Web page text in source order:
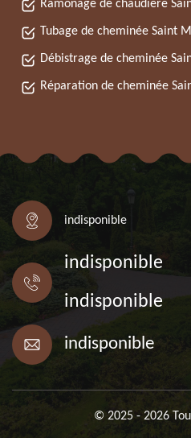
Ramonage de chaudière
Tubage de cheminée Saint
Débistrage de cheminée
Réparation de cheminée
indisponible
indisponible
indisponible
indisponible
© 2025 - 2026